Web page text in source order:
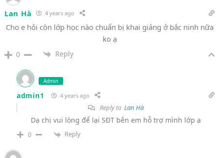
Lan Hà 4 years ago
Cho e hỏi còn lớp học nào chuẩn bị khai giảng ở bắc ninh nữa
ko ạ
0 Reply
Admin
admin1 4 years ago
Reply to Lan Hà
Dạ chị vui lòng để lại SĐT bên em hỗ trợ mình lớp ạ
0 Reply